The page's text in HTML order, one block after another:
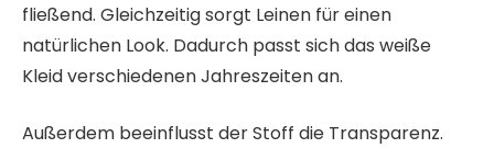
fließend. Gleichzeitig sorgt Leinen für einen
natürlichen Look. Dadurch passt sich das weiße
Kleid verschiedenen Jahreszeiten an.
Außerdem beeinflusst der Stoff die Transparenz.